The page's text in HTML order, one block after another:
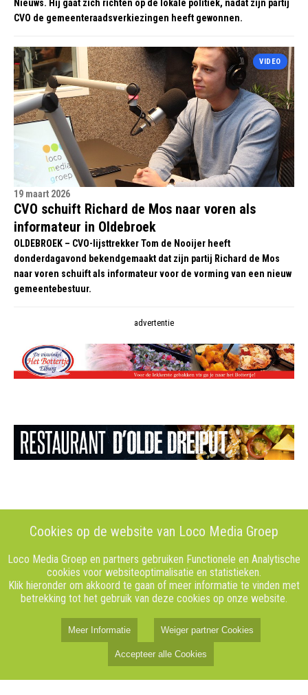
Nieuws. Hij gaat zich richten op de lokale politiek, nadat zijn partij
CVO de gemeenteraadsverkiezingen heeft gewonnen.
VIDEO
19 maart 2026
CVO schuift Richard de Mos naar voren als
informateur in Oldebroek
OLDEBROEK – CVO-lijsttrekker Tom de Nooijer heeft
donderdagavond bekendgemaakt dat zijn partij Richard de Mos
naar voren schuift als informateur voor de vorming van een nieuw
gemeentebestuur.
advertentie
Cookies op de website van Loco Media Groep
Loco Media Groep en partners gebruiken Functionele en Analytische
cookies voor websiteoptimalisatie en statistieken.
Klik hieronder om akkoord te gaan of meer informatie te vinden met
betrekking tot het gebruik van deze cookies op onze website.
Meer Informatie Weiger partner Cookies
Accepteer alle Cookies